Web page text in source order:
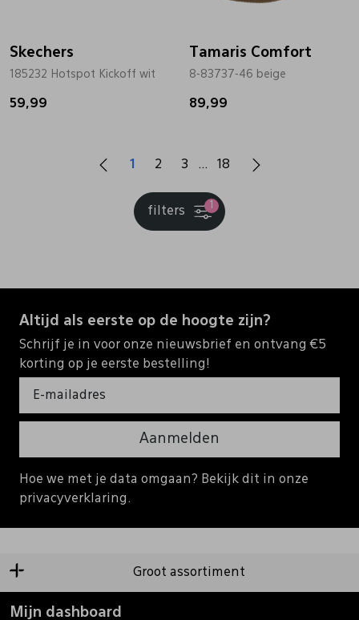
Skechers
185232 Hotspot Kickoff wit
59,99
Tamaris Comfort
8-83737-46 beige
89,99
1 2 3 18
filters
Altijd als eerste op de hoogte zijn?
Schrijf je in voor onze nieuwsbrief en ontvang €5
korting op je eerste bestelling!
Aanmelden
Hoe we met je data omgaan? Bekijk dit in onze
privacyverklaring.
Groot assortiment
Mijn dashboard